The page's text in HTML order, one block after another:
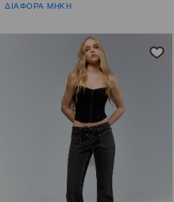
ΔΙΑΦΟΡΑ ΜΗΚΗ